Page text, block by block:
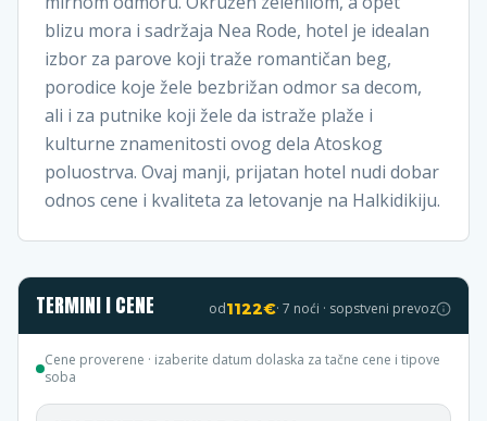
blizu mora i sadržaja Nea Rode, hotel je idealan
izbor za parove koji traže romantičan beg,
porodice koje žele bezbrižan odmor sa decom,
ali i za putnike koji žele da istraže plaže i
kulturne znamenitosti ovog dela Atoskog
poluostrva. Ovaj manji, prijatan hotel nudi dobar
odnos cene i kvaliteta za letovanje na Halkidikiju.
TERMINI I CENE od1122€· 7 noći · sopstveni prevoz
Cene proverene · izaberite datum dolaska za tačne cene i tipove
soba